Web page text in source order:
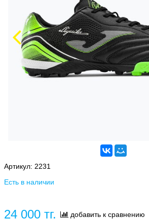
Артикул: 2231
Есть в наличии
24 000 тг. добавить к сравнению